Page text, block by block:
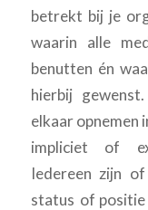
betrekt bij je
waarin alle
benutten én
hierbij
elkaar opnemen
impliciet of
Iedereen zijn
status of positie